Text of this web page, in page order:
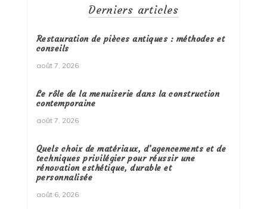
Derniers articles
Restauration de pièces antiques : méthodes et
conseils
août 7, 2026
Le rôle de la menuiserie dans la construction
contemporaine
août 7, 2026
Quels choix de matériaux, d’agencements et de
techniques privilégier pour réussir une
rénovation esthétique, durable et
personnalisée
août 6, 2026